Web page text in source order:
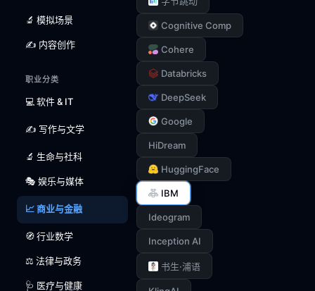
🔬 模拟场景
✍️ 内容创作
职业分类
💻 软件 & IT
✍️ 写作与文学
🔬 生命与社科
🎭 娱乐与媒体
📈 商业与金融
🧭 行业数学
⚖️ 法律与政务
🩺 医疗与健康
Cognitive Comp
Cohere
Databricks
DeepSeek
Google
HiDream
HuggingFace
IBM
Ideogram
Inception AI
书生·浦语